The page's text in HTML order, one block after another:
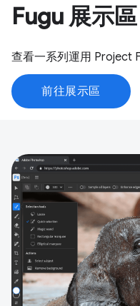
Fugu 展示區
查看一系列運用 Project
前往展示區